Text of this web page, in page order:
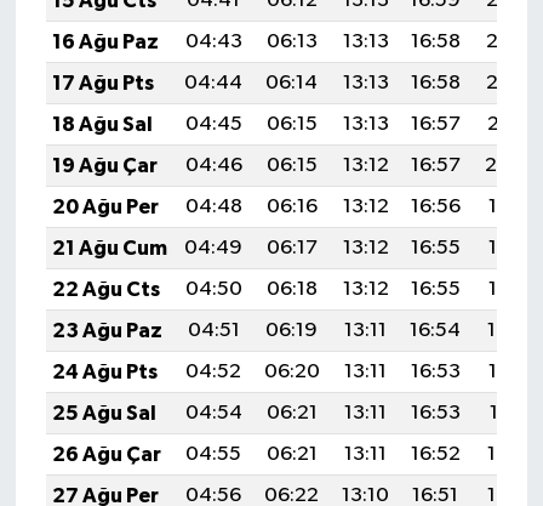
16 Ağu Paz
04:43 06:13 13:13 16:58
20:03
17 Ağu Pts
04:44 06:14 13:13 16:58
20:02
18 Ağu Sal
04:45 06:15 13:13 16:57
20:01
19 Ağu Çar
04:46 06:15 13:12 16:57
20:00
20 Ağu Per
04:48 06:16 13:12 16:56
19:58
21 Ağu Cum
04:49 06:17 13:12 16:55
19:57
22 Ağu Cts
04:50 06:18 13:12 16:55
19:56
23 Ağu Paz
04:51 06:19 13:11 16:54
19:54
24 Ağu Pts
04:52 06:20 13:11 16:53
19:53
25 Ağu Sal
04:54 06:21 13:11 16:53
19:51
26 Ağu Çar
04:55 06:21 13:11 16:52
19:50
27 Ağu Per
04:56 06:22 13:10 16:51
19:49